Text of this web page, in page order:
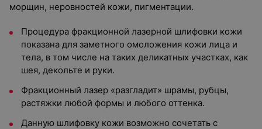
морщин, неровностей кожи, пигментации.
Процедура фракционной лазерной шлифовки кожи
показана для заметного омоложения кожи лица и
тела, в том числе на таких деликатных участках, как
шея, декольте и руки.
Фракционный лазер «разгладит» шрамы, рубцы,
растяжки любой формы и любого оттенка.
Данную шлифовку кожи возможно сочетать с